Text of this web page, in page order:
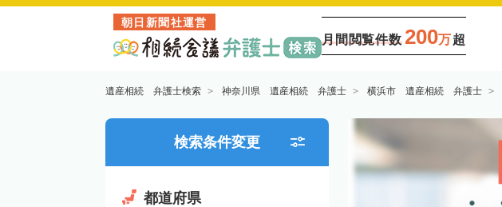
朝日新聞社運営
月間閲覧件数 200万超
遺産相続 弁護士検索 神奈川県 遺産相続 弁護士 横浜市 遺産相続 弁護士
検索条件変更
都道府県